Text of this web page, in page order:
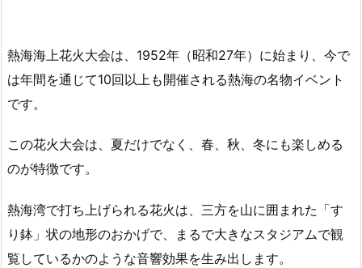
熱海海上花火大会は、1952年（昭和27年）に始まり、今で
は年間を通じて10回以上も開催される熱海の名物イベント
です。
この花火大会は、夏だけでなく、春、秋、冬にも楽しめる
のが特徴です。
熱海湾で打ち上げられる花火は、三方を山に囲まれた「す
り鉢 」状の地形のおかげで、まるで大きなスタジアムで観
覧しているかのような音響効果を生み出します。